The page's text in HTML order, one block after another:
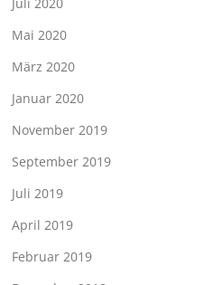
Juli 2020
Mai 2020
März 2020
Januar 2020
November 2019
September 2019
Juli 2019
April 2019
Februar 2019